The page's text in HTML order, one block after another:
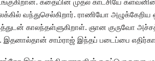
கதையின் முதல் காட்சியே
வந்துசெல்கிறார். ராணியோ அழுக்கேறிய
காலந்தள்ளுகிறாள். ஞான குருவோ
சாம்ராஜ் இந்தப் படைப்பை